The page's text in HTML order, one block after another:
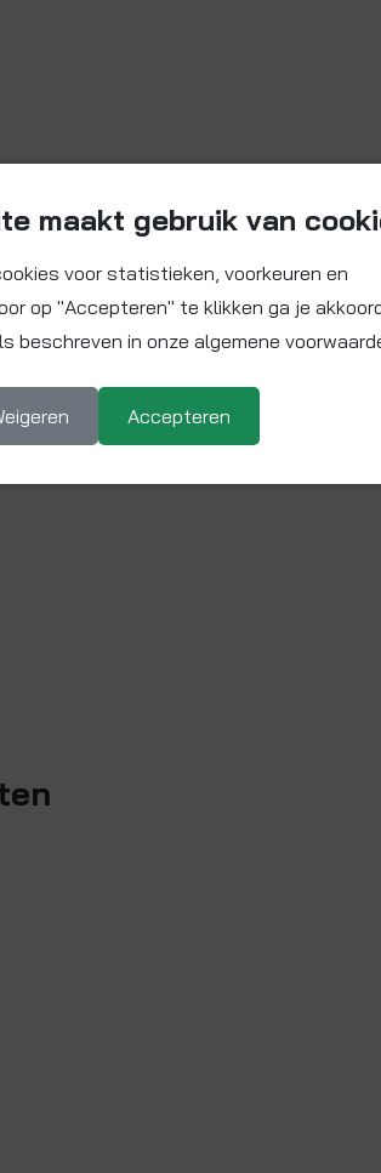
maakt gebruik van
voor statistieken, voorkeuren en
op "Accepteren" te klikken ga je
beschreven in onze algemene
Accepteren